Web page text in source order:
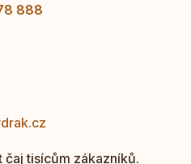
888
čaj tisícům zákazníků.